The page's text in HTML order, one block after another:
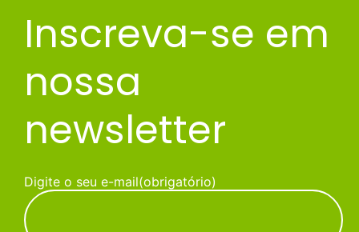
Inscreva-se em
nossa
newsletter
Digite o seu e-mail(obrigatório)